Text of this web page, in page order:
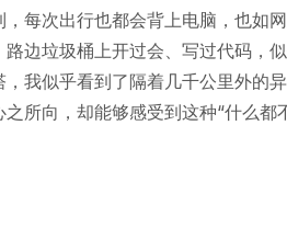
，每次出行也都会背上电脑，也如
边垃圾桶上开过会、写过代码，
我似乎看到了隔着几千公里外的
所向，却能够感受到这种“什么都